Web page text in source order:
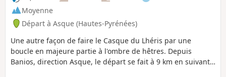
Moyenne
Départ à Asque (Hautes-Pyrénées)
Une autre façon de faire le Casque du Lhéris par une
boucle en majeure partie à l'ombre de hêtres. Depuis
Banios, direction Asque, le départ se fait à 9 km en suivant